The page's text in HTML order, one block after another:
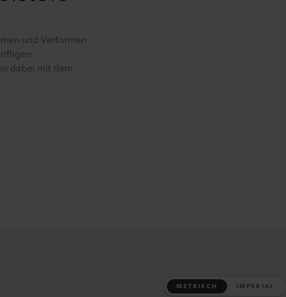
und Verformen
dabei mit dem
METRISCH IMPERIAL